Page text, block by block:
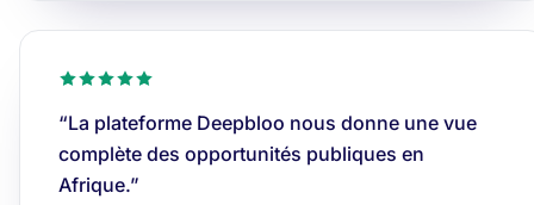
“La plateforme Deepbloo nous donne une vue
complète des opportunités publiques en
Afrique.”